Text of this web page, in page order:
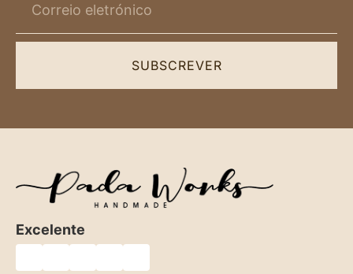
SUBSCREVER
Excelente